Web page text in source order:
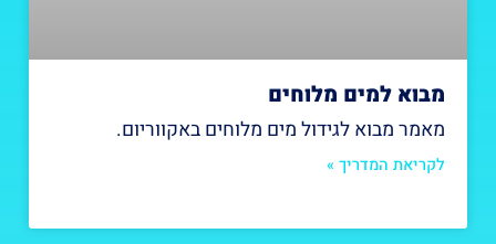
מבוא למים מלוחים
מאמר מבוא לגידול מים מלוחים באקווריום.
לקריאת המדריך »